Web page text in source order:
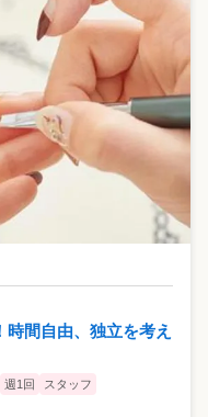
間自由、独立を考え
週1回
スタッフ